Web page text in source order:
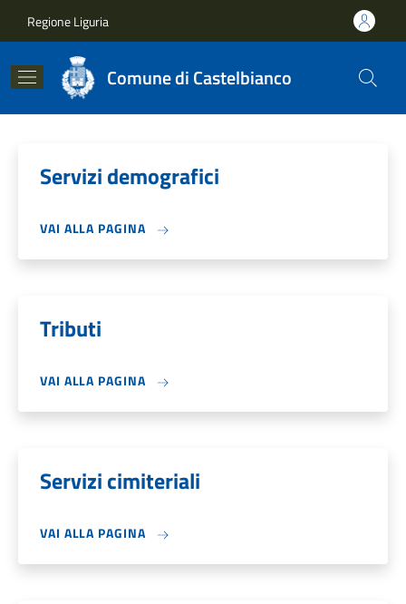
Regione Liguria
Comune di Castelbianco
Servizi demografici
VAI ALLA PAGINA
Tributi
VAI ALLA PAGINA
Servizi cimiteriali
VAI ALLA PAGINA